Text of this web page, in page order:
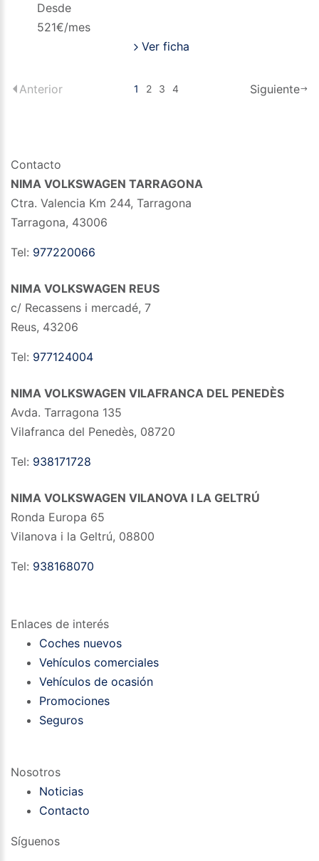
Desde
521€/mes
Ver ficha
Anterior 1 2 3 4 Siguiente
Contacto
NIMA VOLKSWAGEN TARRAGONA
Ctra. Valencia Km 244, Tarragona
Tarragona, 43006
Tel: 977220066
NIMA VOLKSWAGEN REUS
c/ Recassens i mercadé, 7
Reus, 43206
Tel: 977124004
NIMA VOLKSWAGEN VILAFRANCA DEL PENEDÈS
Avda. Tarragona 135
Vilafranca del Penedès, 08720
Tel: 938171728
NIMA VOLKSWAGEN VILANOVA I LA GELTRÚ
Ronda Europa 65
Vilanova i la Geltrú, 08800
Tel: 938168070
Enlaces de interés
Coches nuevos
Vehículos comerciales
Vehículos de ocasión
Promociones
Seguros
Nosotros
Noticias
Contacto
Síguenos